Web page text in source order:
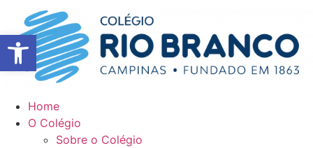
conteúdo
Home
O Colégio
Sobre o Colégio
Abrir a barra de ferramentas